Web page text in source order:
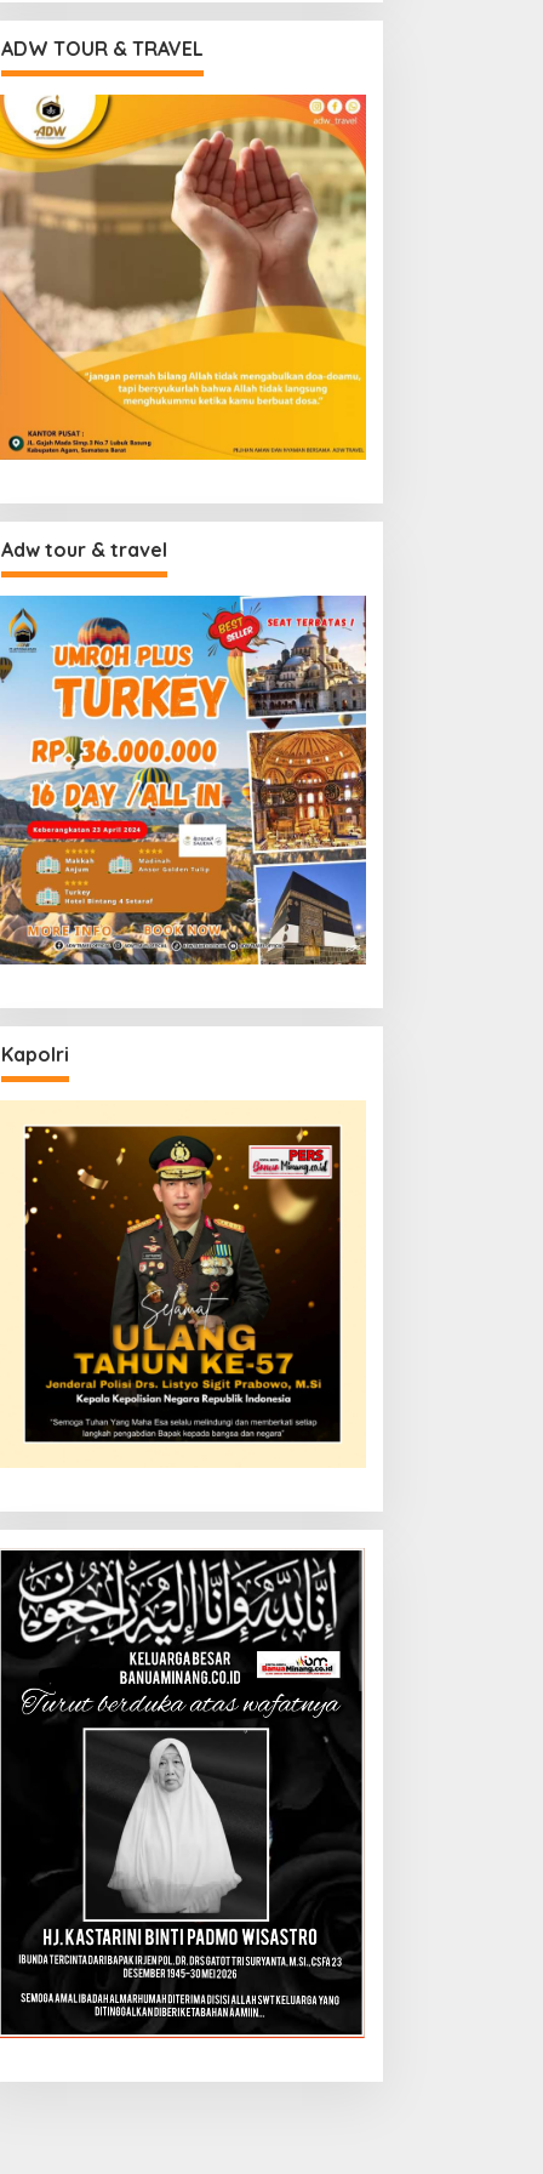
ADW TOUR & TRAVEL
Adw tour & travel
Kapolri